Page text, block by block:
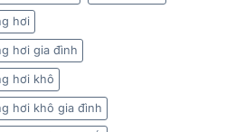
hơi
hơi gia đình
hơi khô
hơi khô gia đình